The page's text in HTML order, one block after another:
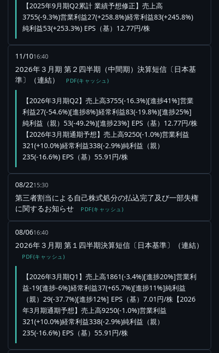
【2025年9月期Q2累計 業績予想修正】売上高
3755(-9.3%)営業利益27(+258.8%)経常利益83(+245.8%)
純利益53(+253.3%) EPS（基）12.77円/株
11/1016:40
2026年３月期 第２四半期（中間期）決算短信〔日本基
準〕（連結）
PDF(キャッシュ)
【2026年3月期Q2】売上高3755(-16.3%)[進捗41%]営業
利益27(-54.6%)[進捗8%]経常利益83(-19.8%)[進捗25%]
純利益（親）53(-49.2%)[進捗23%] EPS（基）12.77円/株
【2026年3月期通期予想】売上高9250(-1.0%)営業利益
321(+10.0%)経常利益338(-2.9%)純利益（親）
235(-16.6%) EPS（基）55.91円/株
08/2215:30
第三者割当による自己株式処分の払込完了及び一部失権
に関するお知らせ
PDF(キャッシュ)
08/0616:40
2026年３月期 第１四半期決算短信〔日本基準〕（連結）
PDF(キャッシュ)
【2026年3月期Q1】売上高1861(-3.4%)[進捗20%]営業利
益-19[進捗-6%]経常利益37(+65.7%)[進捗11%]純利益
（親）29(-37.7%)[進捗12%] EPS（基）7.01円/株【2026
年3月期通期予想】売上高9250(-1.0%)営業利益
321(+10.0%)経常利益338(-2.9%)純利益（親）
235(-16.6%) EPS（基）55.91円/株